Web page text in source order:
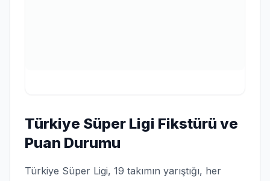
Türkiye Süper Ligi Fikstürü ve
Puan Durumu
Türkiye Süper Ligi, 19 takımın yarıştığı, her